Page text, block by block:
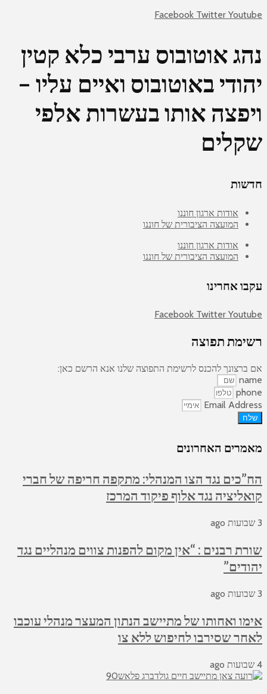
Facebook Twitter Youtube
נהג אוטובוס ערבי כלא קטין
יהודי באוטובוס ואיים עליו –
ויפצה אותו בעשרות אלפי
שקלים
חדשות
אודות ארגון חוננו
המועצה הציבורית של חוננו
אודות ארגון חוננו
המועצה הציבורית של חוננו
עקבו אחרינו
Facebook Twitter Youtube
רשימת תפוצה
אם ברצונך להכנס לרשימת התפוצה שלנו אנא הרשם כאן:
name
phone
Email Address
שלח
מאמרים האחרונים
הח”כים נגד הצו המנהלי: מתקפה חריפה של חברי
קואליציה נגד אלוף פיקוד המרכז
3 שבועות ago
שורת רבנים : “אין מקום להפנות צווים מנהליים נגד
יהודים”
3 שבועות ago
אימו ואחותו של מתיישב הנתון המעצר מנהלי עוכבו
לאחר שסירבו לחיפוש ללא צו
4 שבועות ago